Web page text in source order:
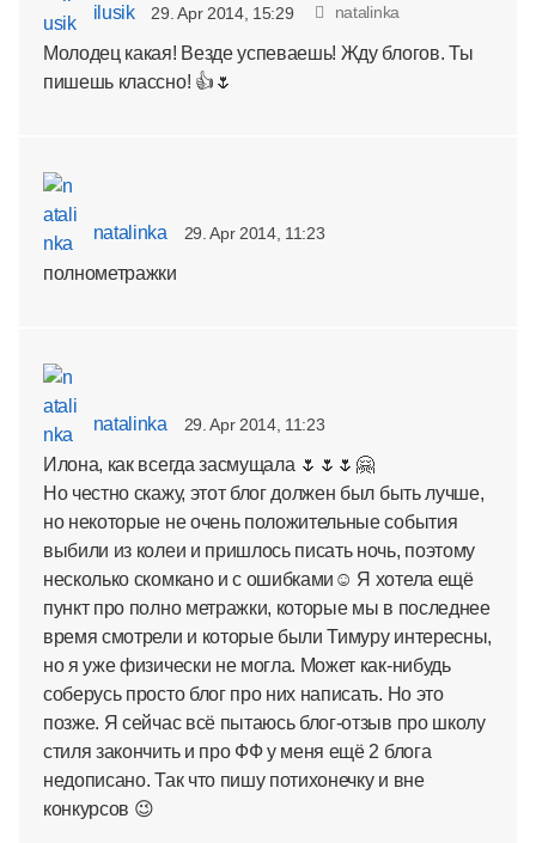
ilusik 29. Apr 2014, 15:29 natalinka
Молодец какая! Везде успеваешь! Жду блогов. Ты
пишешь классно! 👍🌷
natalinka 29. Apr 2014, 11:23
полнометражки
natalinka 29. Apr 2014, 11:23
Илона, как всегда засмущала 🌷🌷🌷🤗
Но честно скажу, этот блог должен был быть лучше,
но некоторые не очень положительные события
выбили из колеи и пришлось писать ночь, поэтому
несколько скомкано и с ошибками☺ Я хотела ещё
пункт про полно метражки, которые мы в последнее
время смотрели и которые были Тимуру интересны,
но я уже физически не могла. Может как-нибудь
соберусь просто блог про них написать. Но это
позже. Я сейчас всё пытаюсь блог-отзыв про школу
стиля закончить и про ФФ у меня ещё 2 блога
недописано. Так что пишу потихонечку и вне
конкурсов 😉